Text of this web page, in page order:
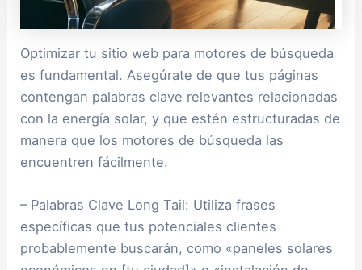
Optimizar tu sitio web para motores de búsqueda
es fundamental. Asegúrate de que tus páginas
contengan palabras clave relevantes relacionadas
con la energía solar, y que estén estructuradas de
manera que los motores de búsqueda las
encuentren fácilmente.
– Palabras Clave Long Tail: Utiliza frases
específicas que tus potenciales clientes
probablemente buscarán, como «paneles solares